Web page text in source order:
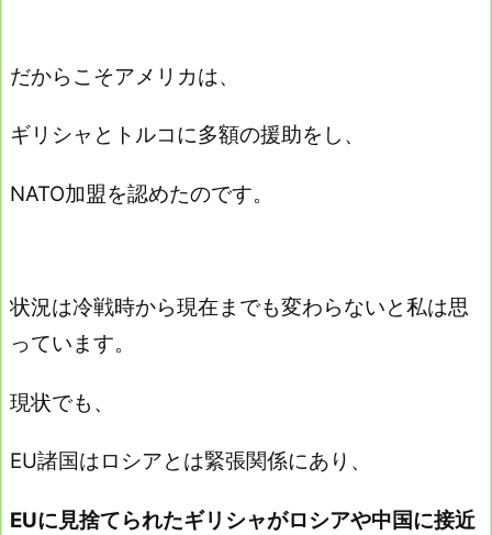
だからこそアメリカは、
ギリシャとトルコに多額の援助をし、
NATO加盟を認めたのです。
状況は冷戦時から現在までも変わらないと私は思
っています。
現状でも、
EU諸国はロシアとは緊張関係にあり、
EUに見捨てられたギリシャがロシアや中国に接近